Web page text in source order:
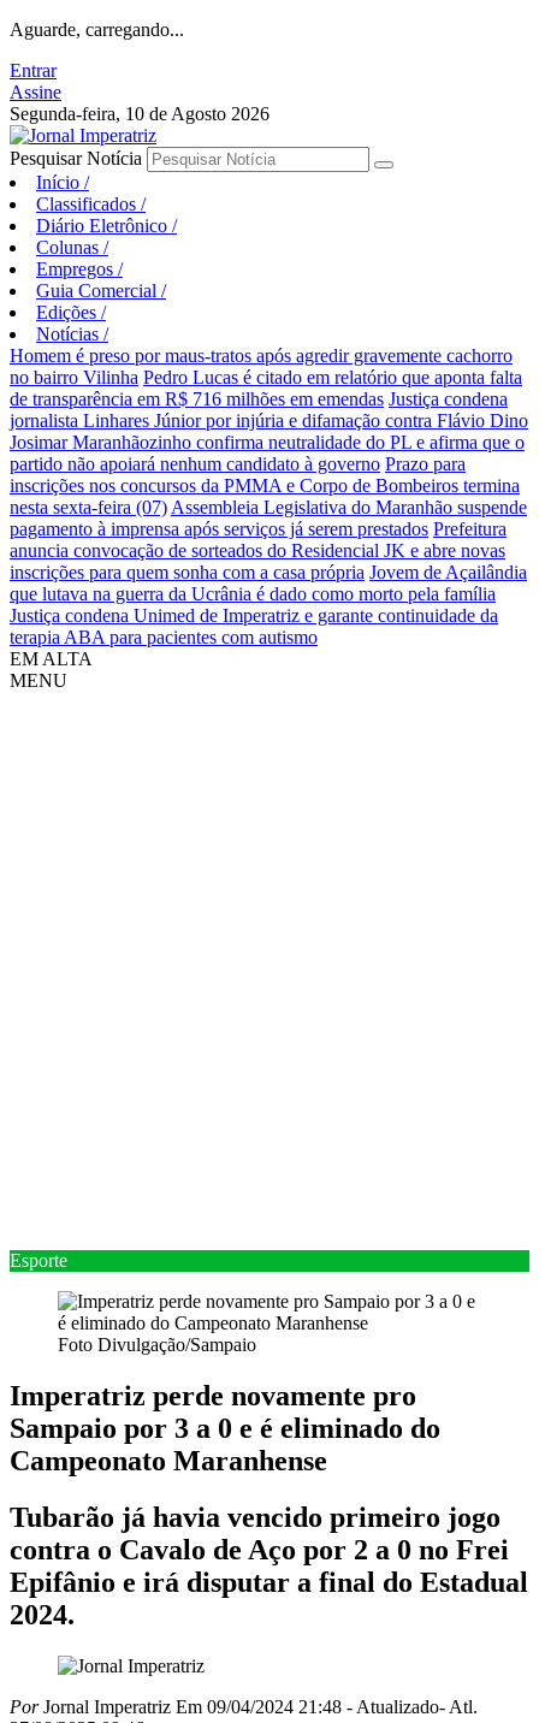
Aguarde, carregando...
Entrar
Assine
Segunda-feira, 10 de Agosto 2026
Pesquisar Notícia
Início /
Classificados /
Diário Eletrônico /
Colunas /
Empregos /
Guia Comercial /
Edições /
Notícias /
Homem é preso por maus-tratos após agredir gravemente cachorro
no bairro Vilinha Pedro Lucas é citado em relatório que aponta falta
de transparência em R$ 716 milhões em emendas Justiça condena
jornalista Linhares Júnior por injúria e difamação contra Flávio Dino
Josimar Maranhãozinho confirma neutralidade do PL e afirma que o
partido não apoiará nenhum candidato à governo Prazo para
inscrições nos concursos da PMMA e Corpo de Bombeiros termina
nesta sexta-feira (07) Assembleia Legislativa do Maranhão suspende
pagamento à imprensa após serviços já serem prestados Prefeitura
anuncia convocação de sorteados do Residencial JK e abre novas
inscrições para quem sonha com a casa própria Jovem de Açailândia
que lutava na guerra da Ucrânia é dado como morto pela família
Justiça condena Unimed de Imperatriz e garante continuidade da
terapia ABA para pacientes com autismo
EM ALTA
MENU
Esporte
Foto Divulgação/Sampaio
Imperatriz perde novamente pro
Sampaio por 3 a 0 e é eliminado do
Campeonato Maranhense
Tubarão já havia vencido primeiro jogo
contra o Cavalo de Aço por 2 a 0 no Frei
Epifânio e irá disputar a final do Estadual
2024.
PorJornal Imperatriz Em 09/04/2024 21:48 - Atualizado- Atl.